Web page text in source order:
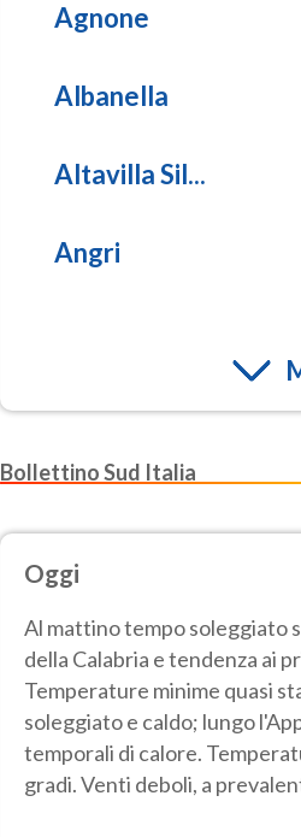
Agnone
Albanella
Altavilla Sil...
Angri
Bollettino Sud Italia
Oggi
Al mattino tempo soleggiato
della Calabria e tendenza ai
Temperature minime quasi
soleggiato e caldo; lungo
temporali di calore.
gradi. Venti deboli, a